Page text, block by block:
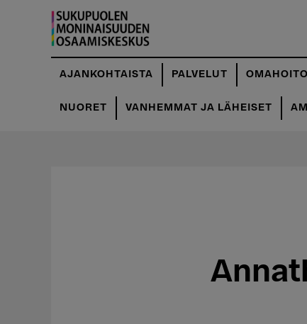
pääsisältöön
AJANKOHTAISTA PALVELUT OMAHOITO
NUORET VANHEMMAT JA LÄHEISET